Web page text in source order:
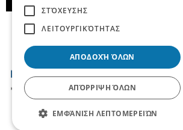
- All rights
ΣΤΌΧΕΥΣΗΣ
ΛΕΙΤΟΥΡΓΙΚΌΤΗΤΑΣ
ΑΠΟΔΟΧΉ ΌΛΩΝ
ΑΠΌΡΡΙΨΗ ΌΛΩΝ
ΕΜΦΆΝΙΣΗ ΛΕΠΤΟΜΕΡΕΙΏΝ